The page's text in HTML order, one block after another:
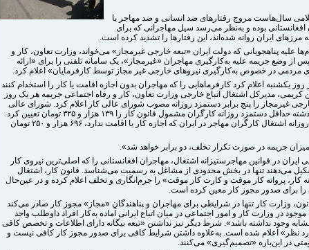
سال‌هاست مروج رفتارهای ضد انسانی و ضد مهاجر با
افغانستانی بوده و به‌نظر می‌رسد سیل مهاجرانی که برای
مرزهای ایران روانه شده‌اند، این رفتارها را تشدید کرده است.
علیه پناهجویانی که دولت ایران «تبعه خارجی غیرمجاز» می‌خواند، وزارت تعاون، کار و
از وضع جریمه علیه به‌کارگیری مهاجران «غیرمجاز»، یک سامانه‌ تلفنی را برای «ارائه
در خصوص به‌کارگیری نیروهای خارجی غیر مجاز توسط کارفرمایان» اعلام کرد.
یکشنبه اعلام کرد کارفرماهایی را که مهاجران بدون اجازه اقامت یا کار را استخدام کنند
مدیرکل اشتغال اتباع خارجی وزارت تعاون، کار و رفاه اجتماعی جریمه هر یک روز
غیرمجاز را پنج برابر دستمزد روزانه مصوب شورای عالی کار اعلام کرد. شورای عالی
کار در اسفند سال گذشته حداقل دستمزد روزانه کارگران مشمول قانون کار را ۱۳۹ هزار و ۳۲۵ تومان تعیین کرد.
بر این اساس جریمه روزانه اشتغال کارگران مهاجر در ایران که اجازه کار یا اقامت ندارد، ۶۹۶ هزار و ۲۵۰ تومان
جریمه در صورت تکرار تخلف، دو برابر خواهد شد».
در قوانین مهاجرستیزانه اشتغال، مهاجران افغانستانی را که اصلی‌ترین نیروی کار
می‌دهند تنها در بخش محدودی از مشاغل به رسمیت می‌شناسد. قانون کار، اشتغال
کار، پروانه کار موقت و کارت کار موقت» را جرم‌انگاری و تخلف اعلام کرده و در عین‌حال
برای صدور مجوز کار معین کرده است.
۱۲۱ این قانون، وزارت کار تنها در شرایطی برای مهاجران و پناهندگان «مجاز» مجوز کار صادر می‌کند
در وزارت کار و امور اجتماعی در میان اتباع ایرانی آماده به‌کار افراد داوطلب واجد
وجود نداشته باشد». شرط دیگر نیز نداشتن «تبعه بیگانه دارای اطلاعات و تخصص کافی
نظر» اعلام شده است. به‌علاوه داشتن شرایط کافی برای صدور مجوز کار کافی نیست و
در این‌باره «تصمیم‌گیری» می‌کنند.